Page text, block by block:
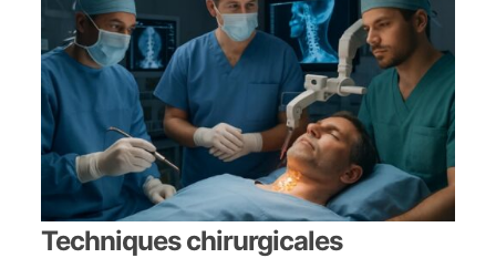
Techniques chirurgicales